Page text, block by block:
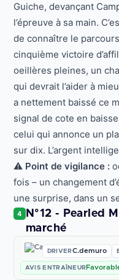
Guiche, devançant
l’épreuve à sa main.
de connaître le
cinquième victoire
oeillères pleines, un
qui devrait l’aider à
a nettement baissé ce
signal de cote en
celui qui annonce un
sur dix. L’argent
⚠️ Point de vigilance :
fois – un changement
une surprise, dans un
4
N°12 - Pearled
marché
DRIVERC.demuro
AVIS ENTRAÎNEUR